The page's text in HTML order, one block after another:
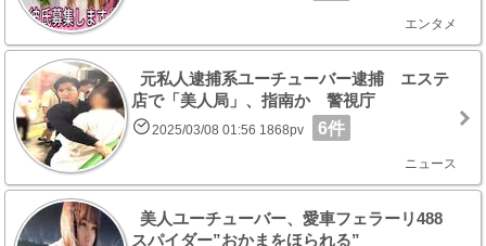
エンタメ
元私人逮捕系ユーチューバー逮捕 エステ
店で「美人局」、指南か 警視庁
2025/03/08 01:56 1868pv 6件
ニュース
美人ユーチューバー、愛車フェラーリ488
スパイダー”おかまをほられる”